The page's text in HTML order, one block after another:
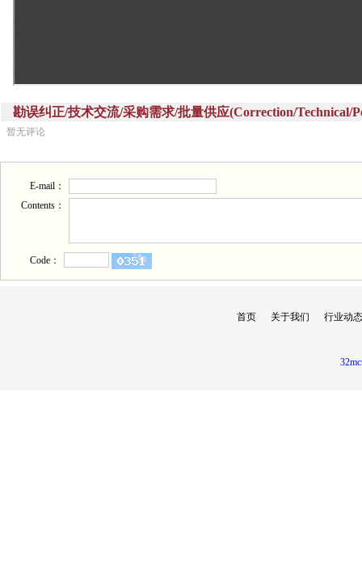
勘误纠正/技术交流/采购需求/批量供应(Correction/Technical/
暂无评论
E-mail：
Contents：
Code：
首页 关于我们 行业动态